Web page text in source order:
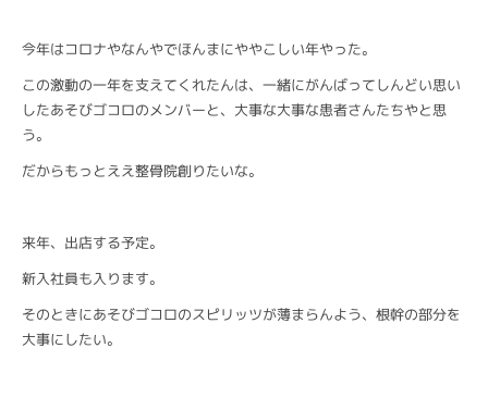
今年はコロナやなんやでほんまにややこしい年やった。
この激動の一年を支えてくれたんは、一緒にがんばってしんどい思い
したあそびゴコロのメンバーと、大事な大事な患者さんたちやと思
う。
だからもっとええ整骨院創りたいな。
来年、出店する予定。
新入社員も入ります。
そのときにあそびゴコロのスピリッツが薄まらんよう、根幹の部分を
大事にしたい。